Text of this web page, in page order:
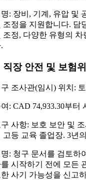
: 장비, 기계, 유압 및
조정을 지원합니다. 담
조정, 다양한 유형의
직장 안전 및 보험
조사관(임시) 위치:
: CAD 74,933.30부터
사항: 보호 보안 및
고등 교육 졸업장. 3년
: 청구 문서를 검토하
시작하기 전에 모든
사기 가능성을 신고